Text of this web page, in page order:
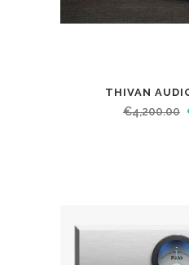
THIVAN
€4,200.00